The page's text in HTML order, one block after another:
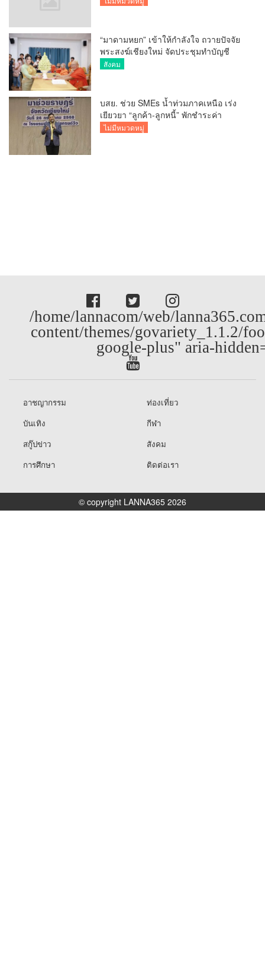
“มาดามหยก” เข้าให้กำลังใจ ถวายปัจจัย
พระสงฆ์เชียงใหม่ จัดประชุมทำบัญชี
รายรับรายจ่ายของวัด กว่า 300 รูป ที่วัด
สังคม
บสย. ช่วย SMEs น้ำท่วมภาคเหนือ เร่ง
เยียวยา “ลูกค้า-ลูกหนี้” พักชำระค่า
ธรรมเนียม-ค่างวด
ไม่มีหมวดหมู่
/home/lannacom/web/
content/themes/govariety_1.1.2/
google-plus" aria-
อาชญากรรม
ท่องเที่ยว
บันเทิง
กีฬา
สกู๊ปข่าว
สังคม
การศึกษา
ติดต่อเรา
© copyright LANNA365 2026